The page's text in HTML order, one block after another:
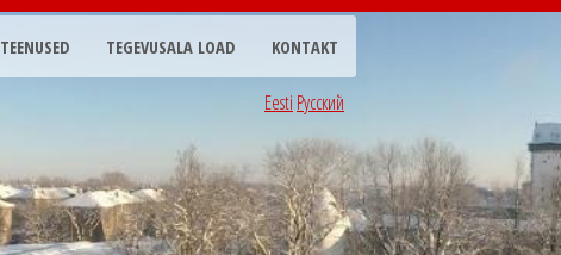
Eesti Русский
TEENUSED TEGEVUSALA LOAD KONTAKT